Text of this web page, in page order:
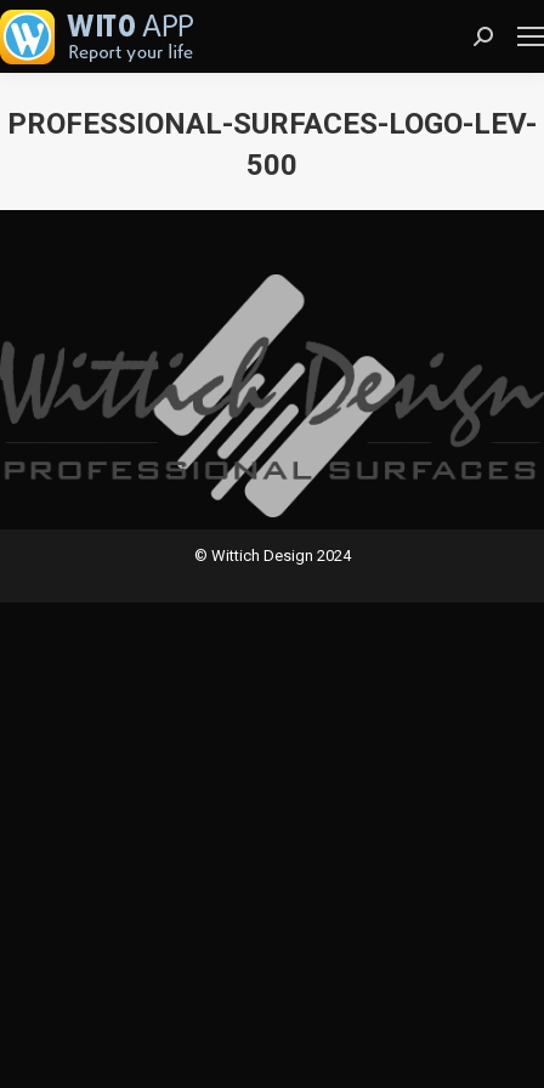
Search:
PROFESSIONAL-SURFACES-LOGO-LEV-
500
© Wittich Design 2024